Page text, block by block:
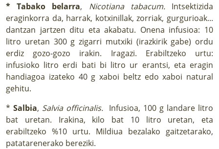
* Tabako belarra, Nicotiana tabacum. Intsektizida
eraginkorra da, harrak, kotxinillak, zorriak, gurgurioak...
dantzan jartzen ditu eta akabatu. Onena infusioa: 10
litro uretan 300 g zigarri mutxiki (irazkirik gabe) ordu
erdiz gozo-gozo irakin. Iragazi. Erabiltzeko urtu:
infusioko litro erdi bati bi litro ur erantsi, eta eragin
handiagoa izateko 40 g xaboi beltz edo xaboi natural
gehitu.
* Salbia, Salvia officinalis. Infusioa, 100 g landare litro
bat uretan. Irakina, kilo bat 10 litro uretan, eta
erabiltzeko %10 urtu. Mildiua bezalako gaitzetarako,
patatarenerako bereziki.